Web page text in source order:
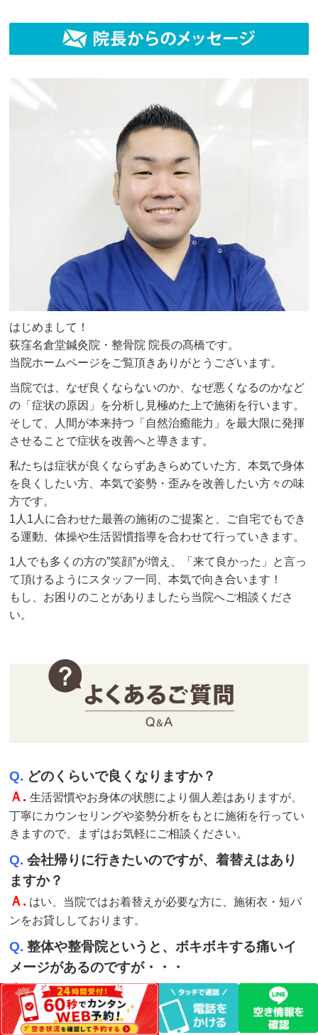
はじめまして！
荻窪名倉堂鍼灸院・整骨院 院長の髙橋です。
当院ホームページをご覧頂きありがとうございます。
当院では、なぜ良くならないのか、なぜ悪くなるのかなど
の「症状の原因」を分析し見極めた上で施術を行います。
そして、人間が本来持つ「自然治癒能力」を最大限に発揮
させることで症状を改善へと導きます。
私たちは症状が良くならずあきらめていた方、本気で身体
を良くしたい方、本気で姿勢・歪みを改善したい方々の味
方です。
1人1人に合わせた最善の施術のご提案と、ご自宅でもでき
る運動、体操や生活習慣指導を合わせて行っていきます。
1人でも多くの方の”笑顔”が増え、「来て良かった」と言っ
て頂けるようにスタッフ一同、本気で向き合います！
もし、お困りのことがありましたら当院へご相談くださ
い。
Q. どのくらいで良くなりますか？
Ａ.生活習慣やお身体の状態により個人差はありますが、
丁寧にカウンセリングや姿勢分析をもとに施術を行ってい
きますので、まずはお気軽にご相談ください。
Q. 会社帰りに行きたいのですが、着替えはあり
ますか？
Ａ. はい、当院ではお着替えが必要な方に、施術衣・短パ
ンをお貸ししております。
Q. 整体や整骨院というと、ボキボキする痛いイ
メージがあるのですが・・・
Ａ. 当院の施術は、小さいお子様からご年配の方まで安全
に受けられる痛みの出ないソフトな矯正です。
ポキポキ、バキバキ鳴らすような手技は行いませんのでご